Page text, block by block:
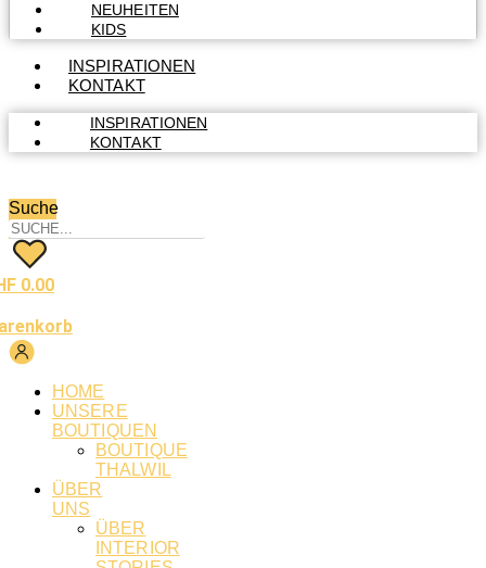
NEUHEITEN
KIDS
INSPIRATIONEN
KONTAKT
INSPIRATIONEN
KONTAKT
Suche
0.00
HOME
UNSERE
BOUTIQUEN
BOUTIQUE
THALWIL
ÜBER
UNS
ÜBER
INTERIOR